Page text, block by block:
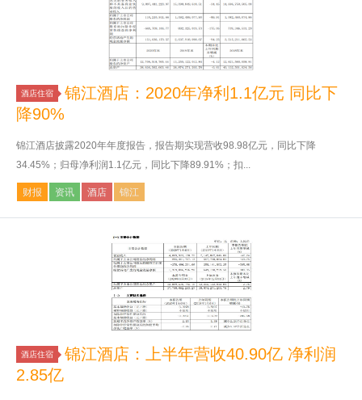
酒店住宿
锦江酒店：2020年净利1.1亿元 同比下
降90%
锦江酒店披露2020年年度报告，报告期实现营收98.98亿元，同比下降
34.45%；归母净利润1.1亿元，同比下降89.91%；扣...
财报 资讯 酒店 锦江
酒店住宿
锦江酒店：上半年营收40.90亿 净利润
2.85亿